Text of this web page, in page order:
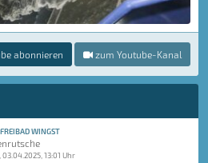
abonnieren zum Youtube-Kanal
WINGST
13:01 Uhr